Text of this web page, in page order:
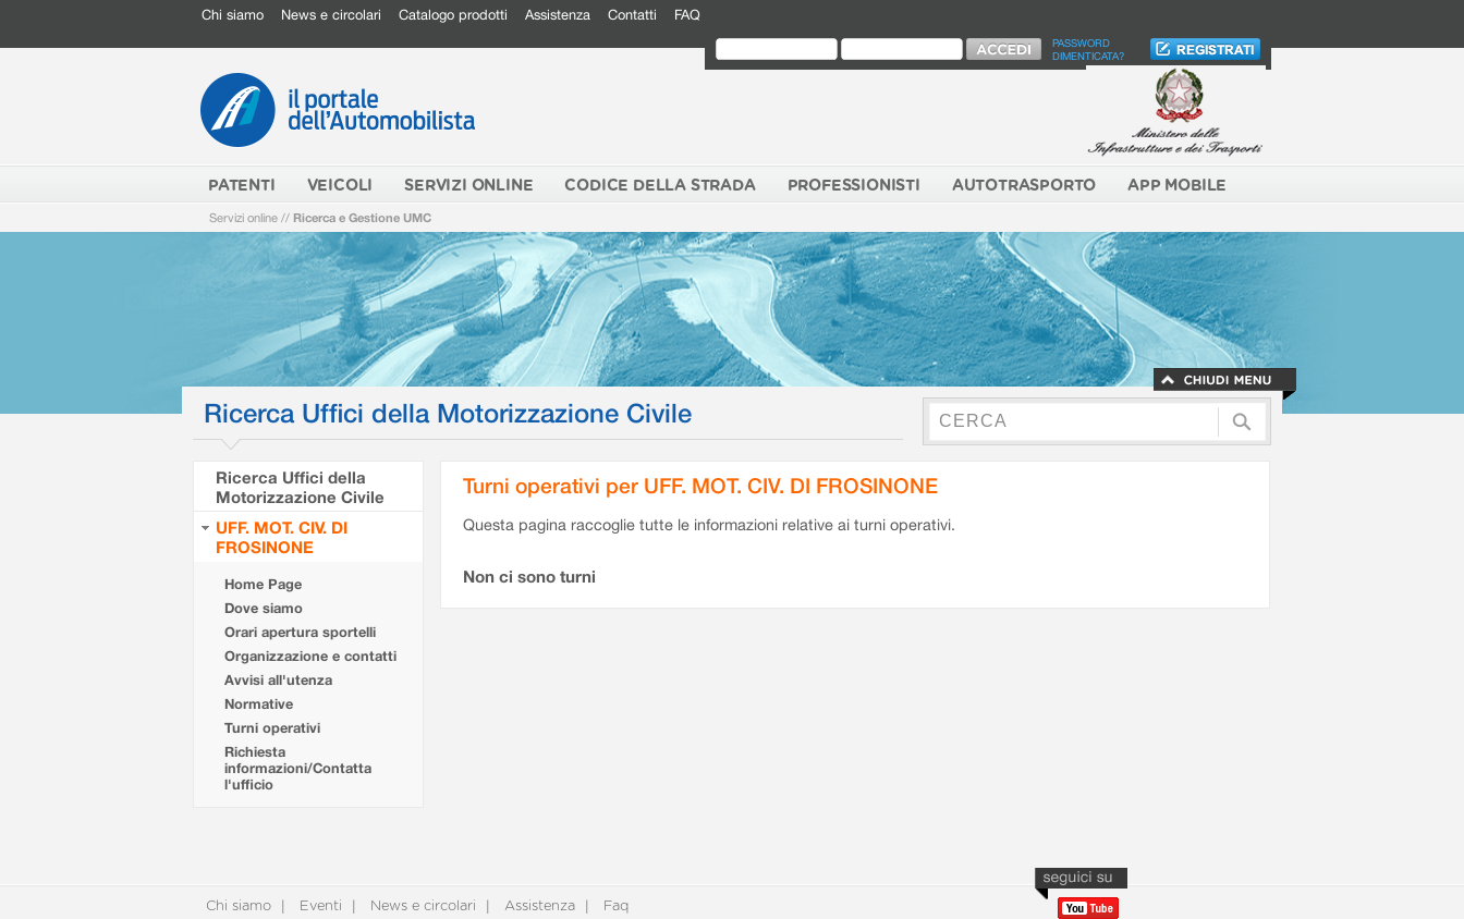
Chi siamo News e circolari Catalogo prodotti Assistenza Contatti FAQ
PASSWORD
DIMENTICATA?
PATENTI VEICOLI SERVIZI ONLINE CODICE DELLA STRADA PROFESSIONISTI AUTOTRASPORTO APP MOBILE
Servizi online // Ricerca e Gestione UMC
Ricerca Uffici della Motorizzazione Civile
Ricerca Uffici della
Motorizzazione Civile
UFF. MOT. CIV. DI
FROSINONE
Home Page
Dove siamo
Orari apertura sportelli
Organizzazione e contatti
Avvisi all'utenza
Normative
Turni operativi
Richiesta
informazioni/Contatta
l'ufficio
Turni operativi per UFF. MOT. CIV. DI FROSINONE
Questa pagina raccoglie tutte le informazioni relative ai turni operativi.
Non ci sono turni
Chi siamo Eventi News e circolari Assistenza Faq